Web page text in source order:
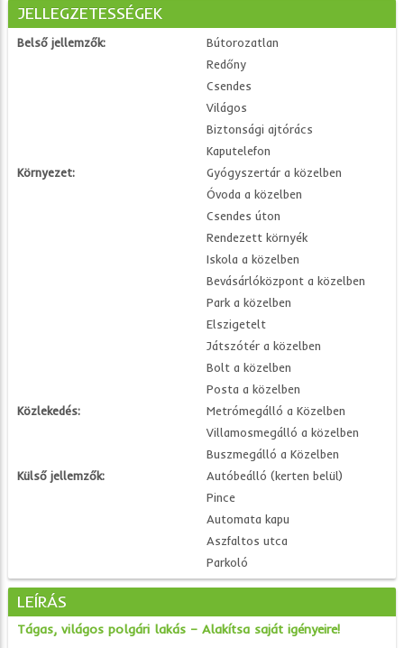
JELLEGZETESSÉGEK
Belső jellemzők:
Bútorozatlan
Redőny
Csendes
Világos
Biztonsági ajtórács
Kaputelefon
Környezet:
Gyógyszertár a közelben
Óvoda a közelben
Csendes úton
Rendezett környék
Iskola a közelben
Bevásárlóközpont a közelben
Park a közelben
Elszigetelt
Játszótér a közelben
Bolt a közelben
Posta a közelben
Közlekedés:
Metrómegálló a Közelben
Villamosmegálló a közelben
Buszmegálló a Közelben
Külső jellemzők:
Autóbeálló (kerten belül)
Pince
Automata kapu
Aszfaltos utca
Parkoló
LEÍRÁS
Tágas, világos polgári lakás – Alakítsa saját igényeire!